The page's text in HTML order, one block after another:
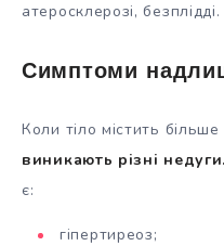
атеросклерозі, безплідді.
Симптоми
Коли тіло містить
виникають різні недуги.
є:
гіпертиреоз;